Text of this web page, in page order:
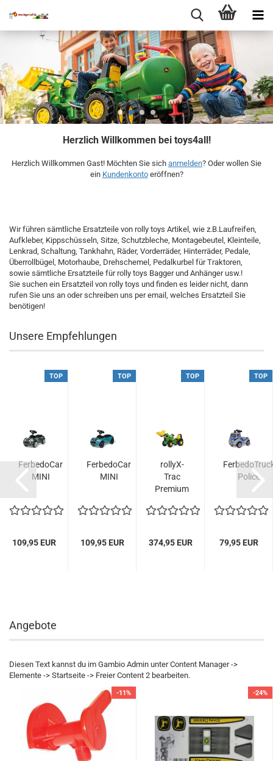
Herzlich Willkommen bei toys4all!
Herzlich Willkommen Gast! Möchten Sie sich anmelden? Oder wollen Sie
ein Kundenkontoeröffnen?
Wir führen sämtliche Ersatzteile von rolly toys Artikel, wie z.B.Laufreifen,
Aufkleber, Kippschüsseln, Sitze, Schutzbleche, Montagebeutel, Kleinteile,
Lenkrad, Schaltung, Tankhahn, Räder, Vorderräder, Hinterräder, Pedale,
Überrollbügel, Motorhaube, Drehschemel, Pedalkurbel für Traktoren,
sowie sämtliche Ersatzteile für rolly toys Bagger und Anhänger usw.!
Sie suchen ein Ersatzteil von rolly toys und finden es leider nicht, dann
rufen Sie uns an oder schreiben uns per email, welches Ersatzteil Sie
benötigen!
Unsere Empfehlungen
TOP
FerbedoCar
MINI
109,95 EUR
TOP
FerbedoCar
MINI
109,95 EUR
TOP
rollyX-
Trac
Premium
Deere
inkl....
374,95 EUR
TOP
Police
79,95 EUR
Angebote
Diesen Text kannst du im Gambio Admin unter Content Manager ->
Elemente -> Startseite -> Freier Content 2 bearbeiten.
-11% -24%